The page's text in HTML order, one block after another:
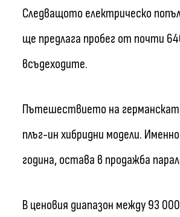
Следващото електрическо
ще предлага пробег от почти
всъдеходите.
Пътешествието на
плъг-ин хибридни модели.
година, остава в продажба
В ценовия диапазон между 93